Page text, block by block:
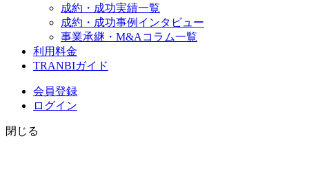
成約・成功実績一覧
成約・成功事例インタビュー
事業承継・M&Aコラム一覧
利用料金
TRANBIガイド
会員登録
ログイン
閉じる